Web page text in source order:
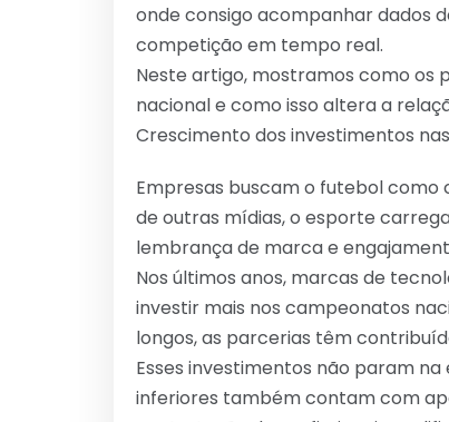
onde consigo acompanhar dados
competição em tempo real.
Neste artigo, mostramos como
nacional e como isso altera a
Crescimento dos investimentos
Empresas buscam o futebol
de outras mídias, o esporte
lembrança de marca e
Nos últimos anos, marcas de
investir mais nos campeonatos
longos, as parcerias têm
Esses investimentos não param
inferiores também contam com